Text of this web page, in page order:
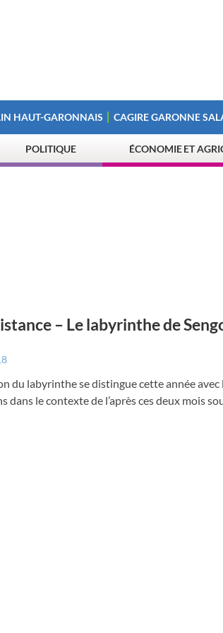
HAUT-GARONNAIS CAGIRE GARONNE
POLITIQUE ÉCONOMIE ET
– Le labyrinthe de
du labyrinthe se distingue cette année avec
dans le contexte de l’après ces deux mois